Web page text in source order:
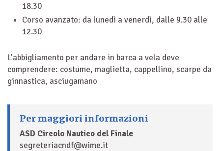
18.30
Corso avanzato: da lunedì a venerdì, dalle 9.30 alle
12.30
L’abbigliamento per andare in barca a vela deve
comprendere: costume, maglietta, cappellino, scarpe da
ginnastica, asciugamano
Per maggiori informazioni
ASD Circolo Nautico del Finale
segreteriacndf@wime.it